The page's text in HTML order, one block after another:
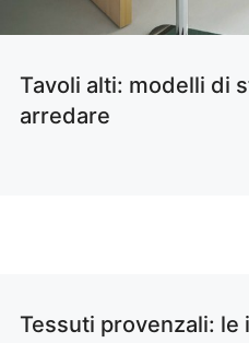
Tavoli alti: modelli di
arredare
Tessuti provenzali: le